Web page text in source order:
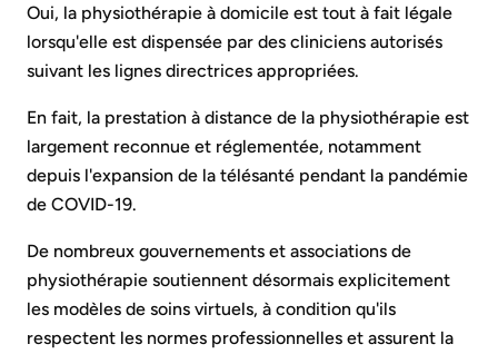
Oui, la physiothérapie à domicile est tout à fait légale
lorsqu'elle est dispensée par des cliniciens autorisés
suivant les lignes directrices appropriées.
En fait, la prestation à distance de la physiothérapie est
largement reconnue et réglementée, notamment
depuis l'expansion de la télésanté pendant la pandémie
de COVID-19.
De nombreux gouvernements et associations de
physiothérapie soutiennent désormais explicitement
les modèles de soins virtuels, à condition qu'ils
respectent les normes professionnelles et assurent la